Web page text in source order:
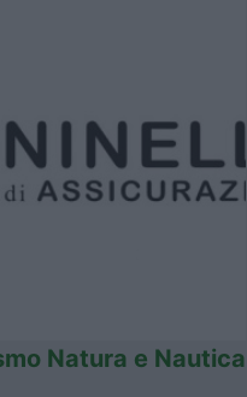
Natura e Nautica